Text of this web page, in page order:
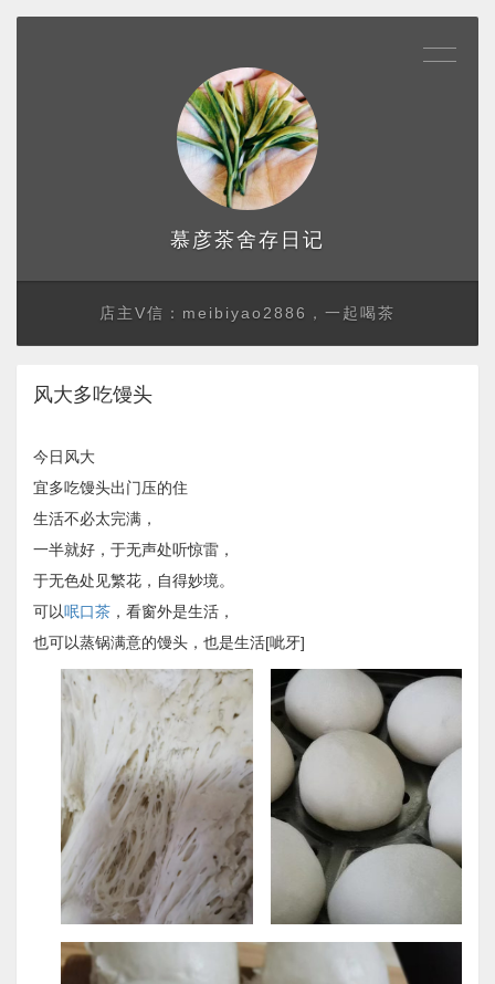
慕彦茶舍存日记
店主V信：meibiyao2886，一起喝茶
风大多吃馒头
今日风大
宜多吃馒头出门压的住
生活不必太完满，
一半就好，于无声处听惊雷，
于无色处见繁花，自得妙境。
可以呡口茶 ，看窗外是生活，
也可以蒸锅满意的馒头，也是生活[呲牙]